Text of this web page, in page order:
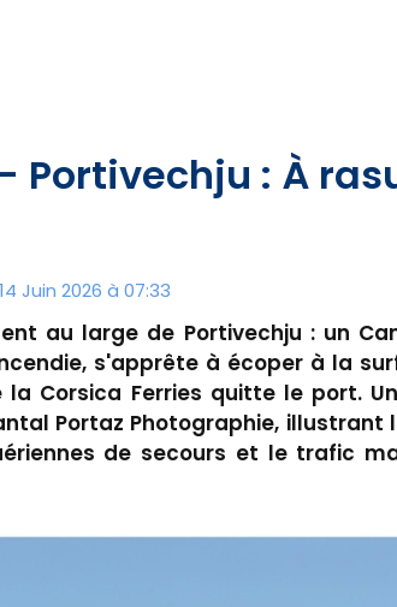
Portivechju : À
Juin 2026 à 07:33
au large de Portivechju : un
s'apprête à écoper à la
Corsica Ferries quitte le port.
Portaz Photographie, illustrant
de secours et le trafic